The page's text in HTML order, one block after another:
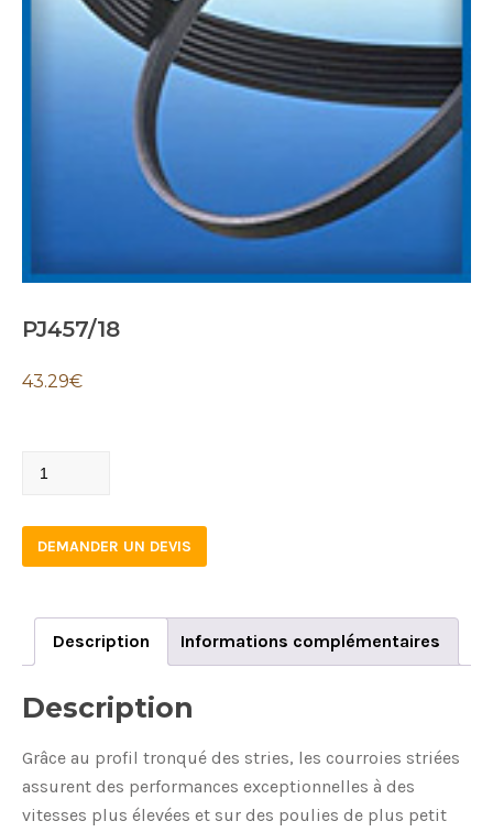
PJ457/18
43.29€
PJ457/18
DEMANDER UN DEVIS
Description Informations complémentaires
Description
Grâce au profil tronqué des stries, les courroies striées
assurent des performances exceptionnelles à des
vitesses plus élevées et sur des poulies de plus petit